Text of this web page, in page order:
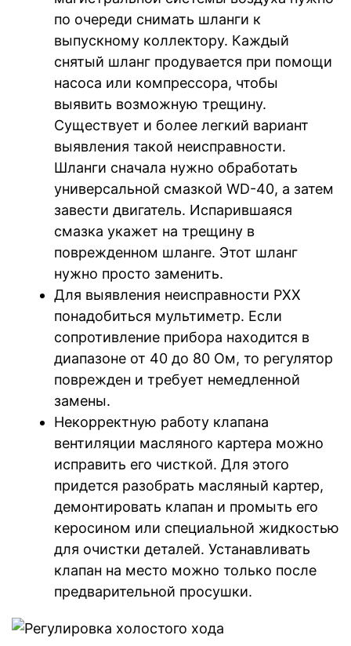
по очереди снимать шланги к
выпускному коллектору. Каждый
снятый шланг продувается при помощи
насоса или компрессора, чтобы
выявить возможную трещину.
Существует и более легкий вариант
выявления такой неисправности.
Шланги сначала нужно обработать
универсальной смазкой WD-40, а затем
завести двигатель. Испарившаяся
смазка укажет на трещину в
поврежденном шланге. Этот шланг
нужно просто заменить.
Для выявления неисправности РХХ
понадобиться мультиметр. Если
сопротивление прибора находится в
диапазоне от 40 до 80 Ом, то регулятор
поврежден и требует немедленной
замены.
Некорректную работу клапана
вентиляции масляного картера можно
исправить его чисткой. Для этого
придется разобрать масляный картер,
демонтировать клапан и промыть его
керосином или специальной жидкостью
для очистки деталей. Устанавливать
клапан на место можно только после
предварительной просушки.